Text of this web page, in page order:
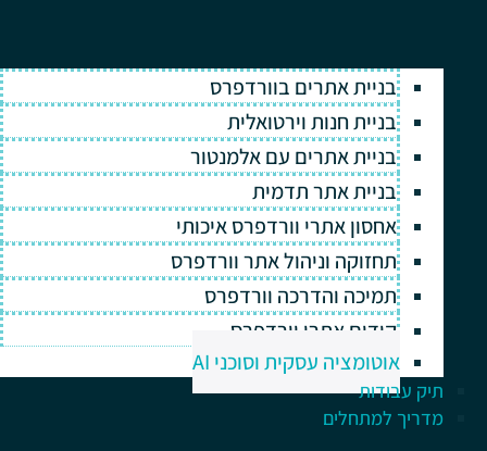
בניית אתרים בוורדפרס
בניית חנות וירטואלית
בניית אתרים עם אלמנטור
בניית אתר תדמית
אחסון אתרי וורדפרס איכותי
תחזוקה וניהול אתר וורדפרס
תמיכה והדרכה וורדפרס
קידום אתרי וורדפרס
אוטומציה עסקית וסוכני AI
תיק עבודות
מדריך למתחלים